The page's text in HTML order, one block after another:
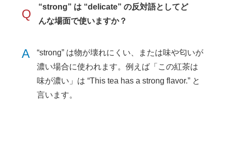
Q
“strong” は “delicate” の反対語としてど
んな場面で使いますか？
A
“strong” は物が壊れにくい、または味や匂いが
濃い場合に使われます。例えば「この紅茶は
味が濃い」は “This tea has a strong flavor.” と
言います。